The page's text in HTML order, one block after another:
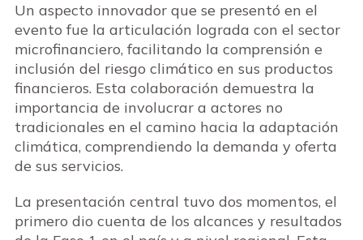
Un aspecto innovador que se presentó en el
evento fue la articulación lograda con el sector
microfinanciero, facilitando la comprensión e
inclusión del riesgo climático en sus productos
financieros. Esta colaboración demuestra la
importancia de involucrar a actores no
tradicionales en el camino hacia la adaptación
climática, comprendiendo la demanda y oferta
de sus servicios.
La presentación central tuvo dos momentos, el
primero dio cuenta de los alcances y resultados